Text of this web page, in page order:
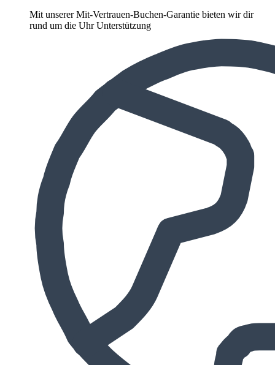
Mit unserer Mit-Vertrauen-Buchen-Garantie bieten wir dir
rund um die Uhr Unterstützung